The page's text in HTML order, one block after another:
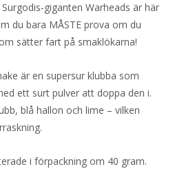
giganten Warheads är här
du bara MÅSTE prova om du
sätter fart på smaklökarna!
är en supersur klubba som
ett surt pulver att doppa den i.
blå hallon och lime – vilken
i förpackning om 40 gram.